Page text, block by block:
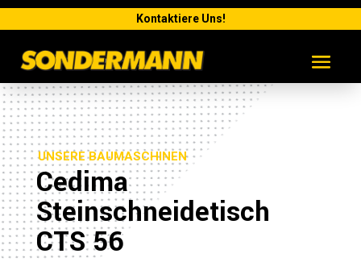
Kontaktiere Uns!
UNSERE BAUMASCHINEN
Cedima
Steinschneidetisch
CTS 56